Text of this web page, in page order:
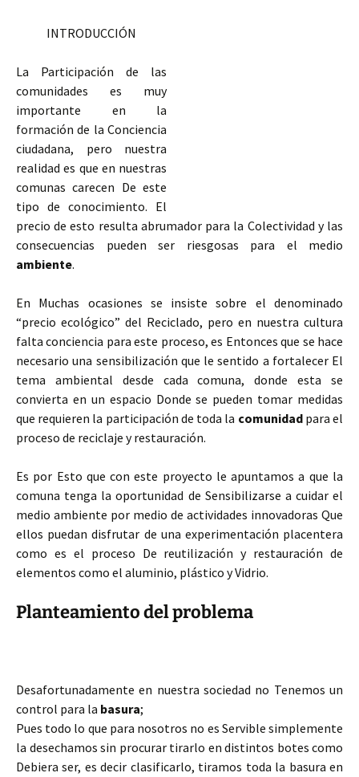
INTRODUCCIÓN
La Participación de las
comunidades es muy
importante en la
formación de la Conciencia
ciudadana, pero nuestra
realidad es que en nuestras
comunas carecen De este
tipo de conocimiento. El
precio de esto resulta abrumador para la Colectividad y las
consecuencias pueden ser riesgosas para el medio
ambiente.
En Muchas ocasiones se insiste sobre el denominado
“precio ecológico” del Reciclado, pero en nuestra cultura
falta conciencia para este proceso, es Entonces que se hace
necesariouna sensibilización que le sentido a fortalecer El
tema ambiental desde cada comuna, donde esta se
convierta en un espacio Donde se pueden tomar medidas
que requieren la participación de toda la comunidadpara el
proceso de reciclaje y restauración.
Es por Esto que con este proyecto le apuntamos a que la
comuna tenga la oportunidad de Sensibilizarse a cuidar el
medio ambiente por medio de actividades innovadoras Que
ellos puedan disfrutar de una experimentación placentera
como es el proceso De reutilización y restauración de
elementos como el aluminio, plástico y Vidrio.
Planteamiento del problema
Desafortunadamente en nuestra sociedad no Tenemos un
control para la basura;
Pues todo lo que para nosotros no es Servible simplemente
la desechamos sin procurar tirarlo en distintos botes como
Debiera ser, es decir clasificarlo, tiramos toda la basura en